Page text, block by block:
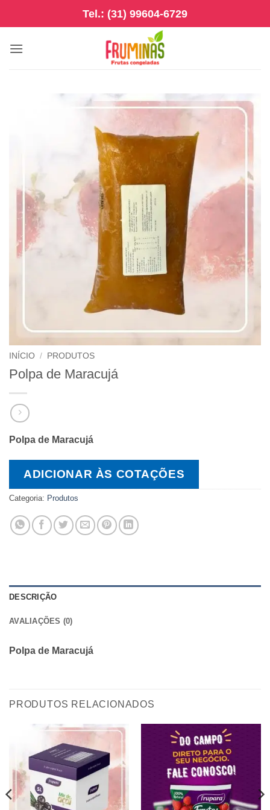
Tel.: (31) 99604-6729
INÍCIO / PRODUTOS
Polpa de Maracujá
Polpa de Maracujá
ADICIONAR ÀS COTAÇÕES
Categoria: Produtos
DESCRIÇÃO
AVALIAÇÕES (0)
Polpa de Maracujá
PRODUTOS RELACIONADOS